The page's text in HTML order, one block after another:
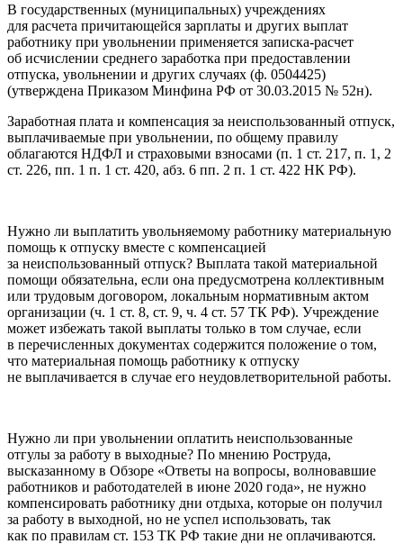
В государственных (муниципальных) учреждениях
для расчета причитающейся зарплаты и других выплат
работнику при увольнении применяется записка-расчет
об исчислении среднего заработка при предоставлении
отпуска, увольнении и других случаях (ф. 0504425)
(утверждена Приказом Минфина РФ от 30.03.2015 № 52н).
Заработная плата и компенсация за неиспользованный отпуск,
выплачиваемые при увольнении, по общему правилу
облагаются НДФЛ и страховыми взносами (п. 1 ст. 217, п. 1, 2
ст. 226, пп. 1 п. 1 ст. 420, абз. 6 пп. 2 п. 1 ст. 422 НК РФ).
Нужно ли выплатить увольняемому работнику материальную
помощь к отпуску вместе с компенсацией
за неиспользованный отпуск? Выплата такой материальной
помощи обязательна, если она предусмотрена коллективным
или трудовым договором, локальным нормативным актом
организации (ч. 1 ст. 8, ст. 9, ч. 4 ст. 57 ТК РФ). Учреждение
может избежать такой выплаты только в том случае, если
в перечисленных документах содержится положение о том,
что материальная помощь работнику к отпуску
не выплачивается в случае его неудовлетворительной работы.
Нужно ли при увольнении оплатить неиспользованные
отгулы за работу в выходные? По мнению Роструда,
высказанному в Обзоре «Ответы на вопросы, волновавшие
работников и работодателей в июне 2020 года», не нужно
компенсировать работнику дни отдыха, которые он получил
за работу в выходной, но не успел использовать, так
как по правилам ст. 153 ТК РФ такие дни не оплачиваются.